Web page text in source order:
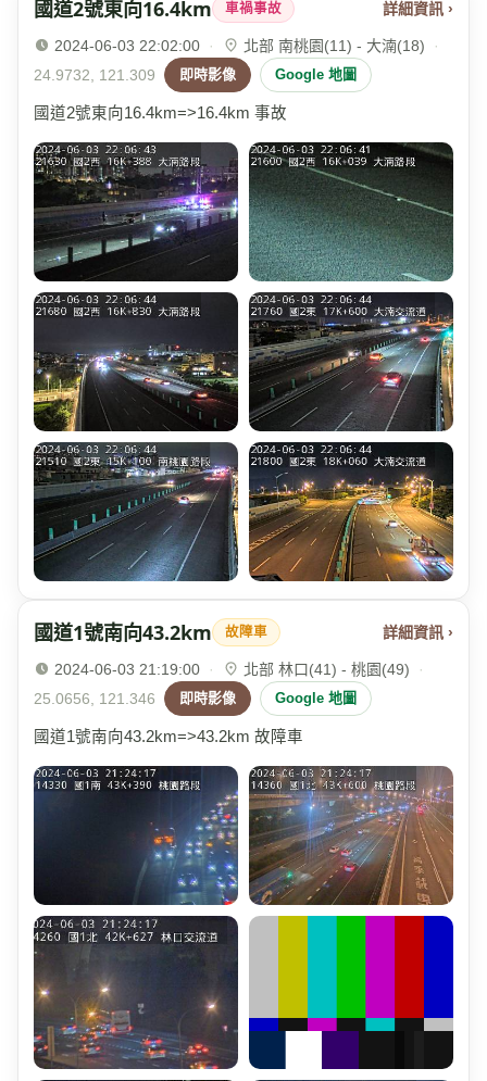
國道2號東向16.4km 車禍事故 詳細資訊 ›
2024-06-03 22:02:00 · 北部 南桃園(11) - 大湳(18)
·
24.9732, 121.309
即時影像 Google 地圖
國道2號東向16.4km=>16.4km 事故
國道1號南向43.2km 故障車 詳細資訊 ›
2024-06-03 21:19:00 · 北部 林口(41) - 桃園(49)
·
25.0656, 121.346
即時影像 Google 地圖
國道1號南向43.2km=>43.2km 故障車